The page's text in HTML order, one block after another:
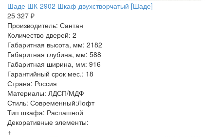
Шаде ШК-2902 Шкаф двухстворчатый [Шаде]
25 327 ₽
Производитель: Сантан
Количество дверей: 2
Габаритная высота, мм: 2182
Габаритная глубина, мм: 588
Габаритная ширина, мм: 916
Гарантийный срок мес.: 18
Страна: Россия
Материалы: ЛДСП/МДФ
Стиль: Современный:Лофт
Тип шкафа: Распашной
Декоративные элементы:
+